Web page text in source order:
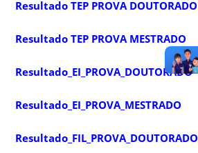
Resultado TEP PROVA DOUTORADO
Resultado TEP PROVA MESTRADO
Resultado_EI_PROVA_DOUTORADO
Resultado_EI_PROVA_MESTRADO
Resultado_FIL_PROVA_DOUTORADO